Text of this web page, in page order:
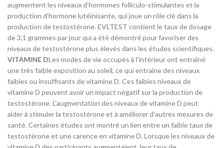
augmentent les niveaux d’hormones folliculo-stimulantes et la
production d’hormone lutéinisante, qui joue un rôle clé dans la
production de testostérone. EVLTEST contient le taux de dosage
de 3,1 grammes par jour qui a été démontré pour favoriser des
niveaux de testostérone plus élevés dans les études scientifiques.
VITAMINE DLes modes de vie occupés à l’intérieur ont entraîné
une très faible exposition au soleil, ce qui entraîne des niveaux
faibles ou insuffisants de vitamine D. Ces faibles niveaux de
vitamine D peuvent avoir un impact négatif sur la production de
testostérone. L’augmentation des niveaux de vitamine D peut
aider à stimuler la testostérone et à améliorer d’autres mesures de
santé. Certaines études ont montré un lien entre un faible taux de
testostérone et une carence en vitamine D. Lorsque les niveaux de